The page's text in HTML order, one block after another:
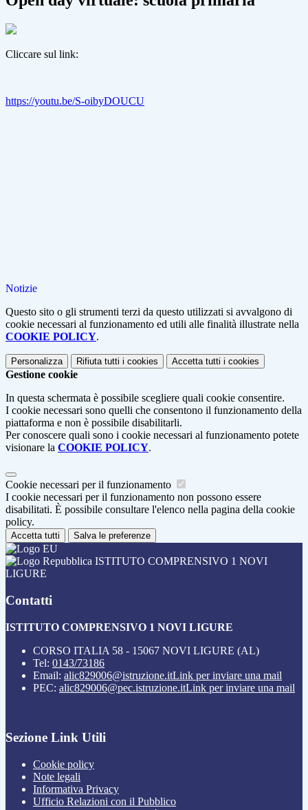
Cliccare sul link:
https://youtu.be/S-oibyDOUCU
Notizie
Questo sito o gli strumenti terzi da questo utilizzati si avvalgono di
cookie necessari al funzionamento ed utili alle finalità illustrate nella
COOKIE POLICY.
Personalizza Rifiuta tutti i cookies Accetta tutti i cookies
Gestione cookie
In questa schermata è possibile scegliere quali cookie consentire.
I cookie necessari sono quelli che consentono il funzionamento della
piattaforma e non è possibile disabilitarli.
Per conoscere quali sono i cookie necessari al funzionamento potete
visionare la COOKIE POLICY.
Cookie necessari per il funzionamento
I cookie necessari per il funzionamento non possono essere
disabilitati. È possibile consultare l'elenco nella pagina della cookie
policy.
Accetta tutti Salva le preferenze
ISTITUTO COMPRENSIVO 1 NOVI
LIGURE
Contatti
ISTITUTO COMPRENSIVO 1 NOVI LIGURE
CORSO ITALIA 58 - 15067 NOVI LIGURE (AL)
Tel: 0143/73186
Email: alic829006@istruzione.itLink per inviare una mail
PEC: alic829006@pec.istruzione.itLink per inviare una mail
Sezione Link Utili
Cookie policy
Note legali
Informativa Privacy
Ufficio Relazioni con il Pubblico